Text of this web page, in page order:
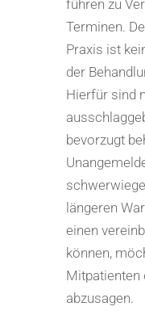
führen zu
Terminen.
Praxis ist
der
Hierfür sind
bevorzugt
längeren
einen
können,
Mitpatienten
abzusagen.